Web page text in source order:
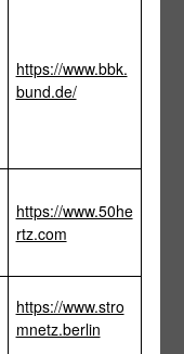
https://www.bbk.
bund.de/
https://www.50he
rtz.com
https://www.stro
mnetz.berlin